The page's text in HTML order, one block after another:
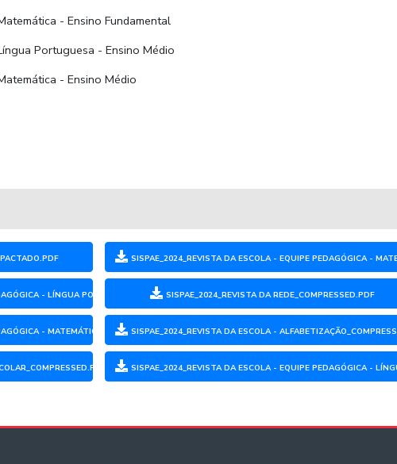
- Ensino Fundamental
Portuguesa - Ensino Médio
- Ensino Médio
SISPAE_2024_REVISTA DA ESCOLA - EQUIPE PEDAGÓGICA -
- LÍNGUA PORTUGUESA - ENSINO FUNDAMENTAL_COMPRESSED.PDF
SISPAE_2024_REVISTA DA REDE_COMPRESSED.PDF
- MATEMÁTICA - ENSINO FUNDAMENTAL_COMPRESSED.PDF
SISPAE_2024_REVISTA DA ESCOLA -
SISPAE_2024_REVISTA DA ESCOLA - EQUIPE PEDAGÓGICA -